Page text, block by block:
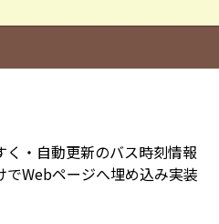
く・自動更新のバス時刻情報
Webページへ埋め込み実装